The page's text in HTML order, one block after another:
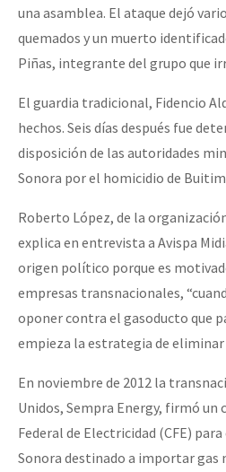
Niñxs
ETIQUETAS
Audio
Fotorreportaje
Video
Otras secciones
Semillero Guerra contra la
la naturaleza bajo asedio)
Libros para descargar
Medios Libres
COVID-19
Eventos
Contacto
Se o México sabe, que o mundo
[25 abr – CDMX] Tokín por el CNI:
una asamblea. El ataque dejó
quemados y un muerto
Piñas, integrante del grupo que
El guardia tradicional, Fidencio
hechos. Seis días después fue
disposición de las autoridades
Sonora por el homicidio de
Roberto López, de la
explica en entrevista a Avispa
origen político porque es
empresas transnacionales,
oponer contra el gasoducto que
empieza la estrategia de eliminar
En noviembre de 2012 la
Unidos, Sempra Energy, firmó
Federal de Electricidad (CFE)
Sonora destinado a importar gas